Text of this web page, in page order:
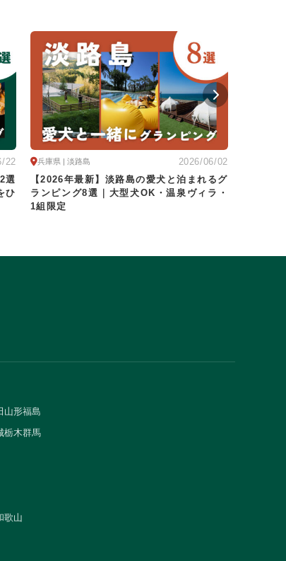
22
選
ひ
2026/06/02
兵庫県 | 淡路島
【2026年最新】淡路島の愛犬と泊まれるグ
ランピング8選｜大型犬OK・温泉ヴィラ・
1組限定
山形福島
栃木群馬
歌山